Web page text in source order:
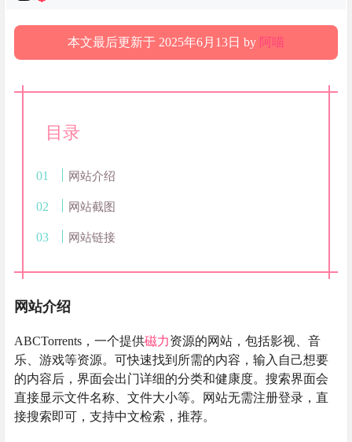
本文最后更新于 2025年6月13日 by 阿喵
目录
网站介绍
网站截图
网站链接
网站介绍
ABCTorrents，一个提供磁力资源的网站，包括影视、音
乐、游戏等资源。可快速找到所需的内容，输入自己想要
的内容后，界面会出门详细的分类和健康度。搜索界面会
直接显示文件名称、文件大小等。网站无需注册登录，直
接搜索即可，支持中文检索，推荐。